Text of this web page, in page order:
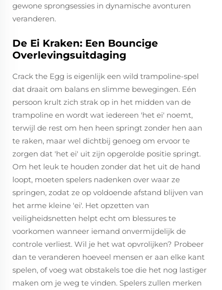
gewone sprongsessies in dynamische avonturen
veranderen.
De Ei Kraken: Een Bouncige
Overlevingsuitdaging
Crack the Egg is eigenlijk een wild trampoline-spel
dat draait om balans en slimme bewegingen. Eén
persoon krult zich strak op in het midden van de
trampoline en wordt wat iedereen 'het ei' noemt,
terwijl de rest om hen heen springt zonder hen aan
te raken, maar wel dichtbij genoeg om ervoor te
zorgen dat 'het ei' uit zijn opgerolde positie springt.
Om het leuk te houden zonder dat het uit de hand
loopt, moeten spelers nadenken over waar ze
springen, zodat ze op voldoende afstand blijven van
het arme kleine 'ei'. Het opzetten van
veiligheidsnetten helpt echt om blessures te
voorkomen wanneer iemand onvermijdelijk de
controle verliest. Wil je het wat opvrolijken? Probeer
dan te veranderen hoeveel mensen er aan elke kant
spelen, of voeg wat obstakels toe die het nog lastiger
maken om je weg te vinden. Spelers zullen merken